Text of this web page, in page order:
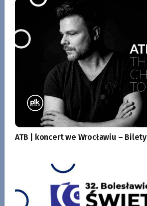
ATB | koncert we Wrocławiu – Bilety